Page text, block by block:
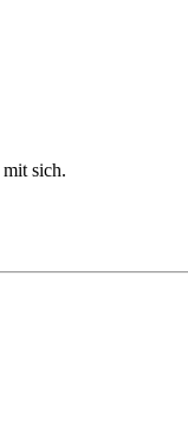
sich.